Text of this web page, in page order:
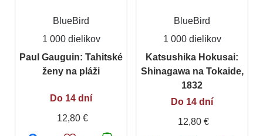
BlueBird
1 000 dielikov
Paul Gauguin: Tahitské
ženy na pláži
Do 14 dní
12,80 €
BlueBird
1 000 dielikov
Katsushika Hokusai:
Shinagawa na Tokaide,
1832
Do 14 dní
12,80 €